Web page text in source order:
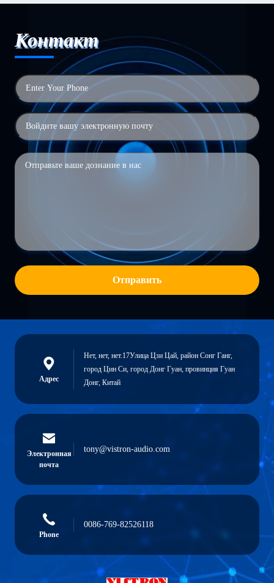
Контакт
Отправить
Адрес
Нет, нет, нет.17Улица Цзи Цай, район Сонг Ганг,
город Цин Си, город Донг Гуан, провинция Гуан
Донг, Китай
Электронная
почта
tony@vistron-audio.com
Phone
0086-769-82526118